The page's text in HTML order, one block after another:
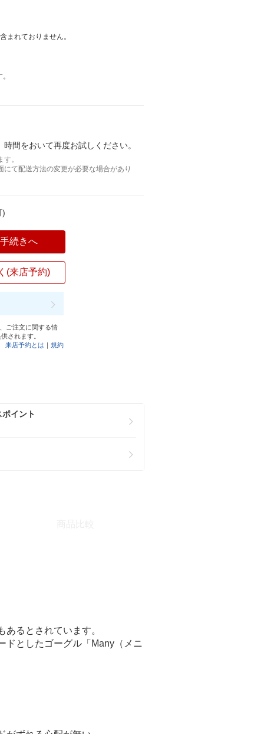
まれておりません。
間をおいて再度お試しください。
。
て配送方法の変更が必要な場合があり
)
続きへ
(来店予約)
ご注文に関する情
されます。
来店予約とは ｜規約
イント
るとされています。
ドとしたゴーグル「Many（メニ